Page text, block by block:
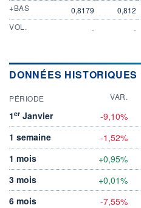
+BAS
0,8179 0,812
VOL.
- -
DONNÉES HISTORIQUES
PÉRIODE VAR.
1er Janvier -9,10%
1 semaine
-1,52%
1 mois
+0,95%
3 mois
+0,01%
6 mois
-7,55%